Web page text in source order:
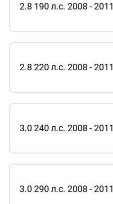
2.8 190 л.с. 2008 - 2011
2.8 220 л.с. 2008 - 2011
3.0 240 л.с. 2008 - 2011
3.0 290 л.с. 2008 - 2011